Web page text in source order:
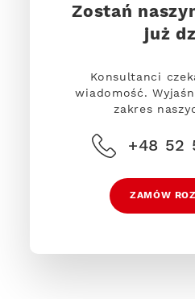
Zostań
już
Konsultanci
wiadomość.
zakres
+48 52
ZAMÓW